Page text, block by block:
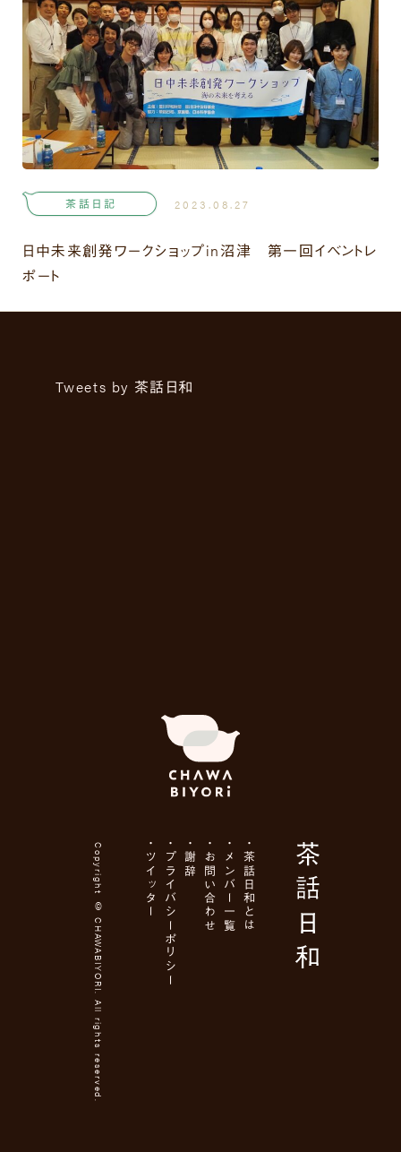
日中未来創発ワークショップin沼津 第一回イベントレ
ポート
2023.08.27
茶話日記
Tweets by 茶話日和
茶話日和とは
メンバー一覧
お問い合わせ
謝辞
プライバシーポリシー
ツイッター
Copyright ©
CHAWABIYORI
. All rights reserved.